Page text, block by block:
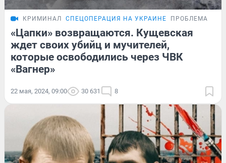
КРИМИНАЛ СПЕЦОПЕРАЦИЯ НА УКРАИНЕ ПРОБЛЕМА
«Цапки» возвращаются. Кущевская
ждет своих убийц и мучителей,
которые освободились через ЧВК
«Вагнер»
22 мая, 2024, 09:00 30 631 8